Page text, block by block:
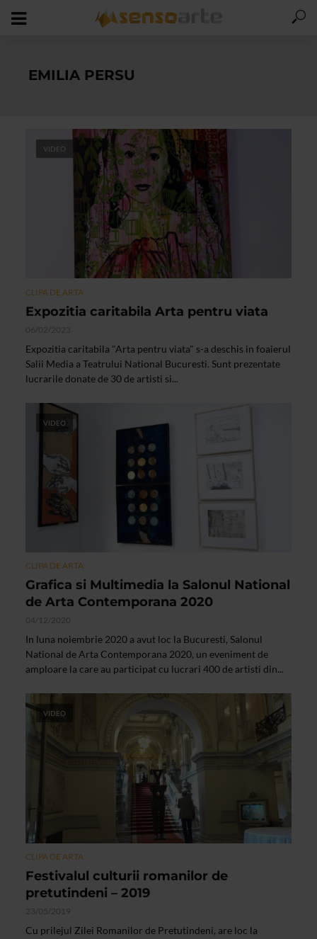
EMILIA PERSU
VIDEO
CLIPA DE ARTA
Expozitia caritabila Arta pentru viata
06/02/2023
Expozitia caritabila "Arta pentru viata" s-a deschis in foaierul
Salii Media a Teatrului National Bucuresti. Sunt prezentate
lucrarile donate de 30 de artisti si...
VIDEO
CLIPA DE ARTA
Grafica si Multimedia la Salonul National
de Arta Contemporana 2020
04/12/2020
In luna noiembrie 2020 a avut loc la Bucuresti, Salonul
National de Arta Contemporana 2020, un eveniment de
amploare la care au participat cu lucrari 400 de artisti din...
VIDEO
CLIPA DE ARTA
Festivalul culturii romanilor de
pretutindeni – 2019
23/05/2019
Cu prilejul Zilei Romanilor de Pretutindeni, are loc la